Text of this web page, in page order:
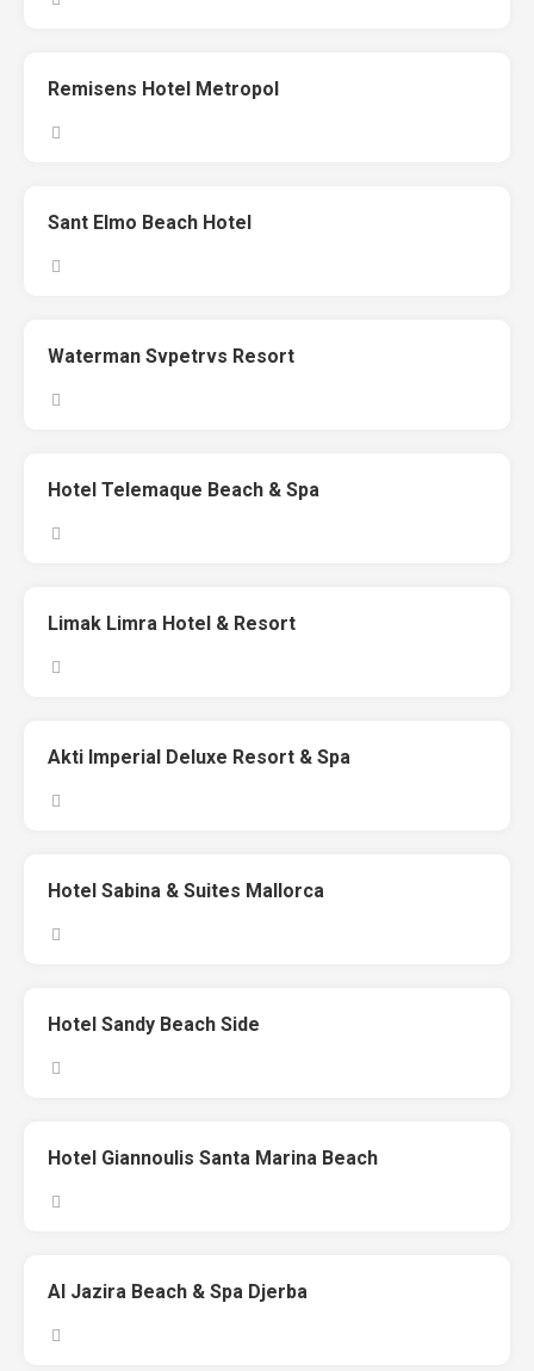
Remisens Hotel Metropol
Sant Elmo Beach Hotel
Waterman Svpetrvs Resort
Hotel Telemaque Beach & Spa
Limak Limra Hotel & Resort
Akti Imperial Deluxe Resort & Spa
Hotel Sabina & Suites Mallorca
Hotel Sandy Beach Side
Hotel Giannoulis Santa Marina Beach
Al Jazira Beach & Spa Djerba